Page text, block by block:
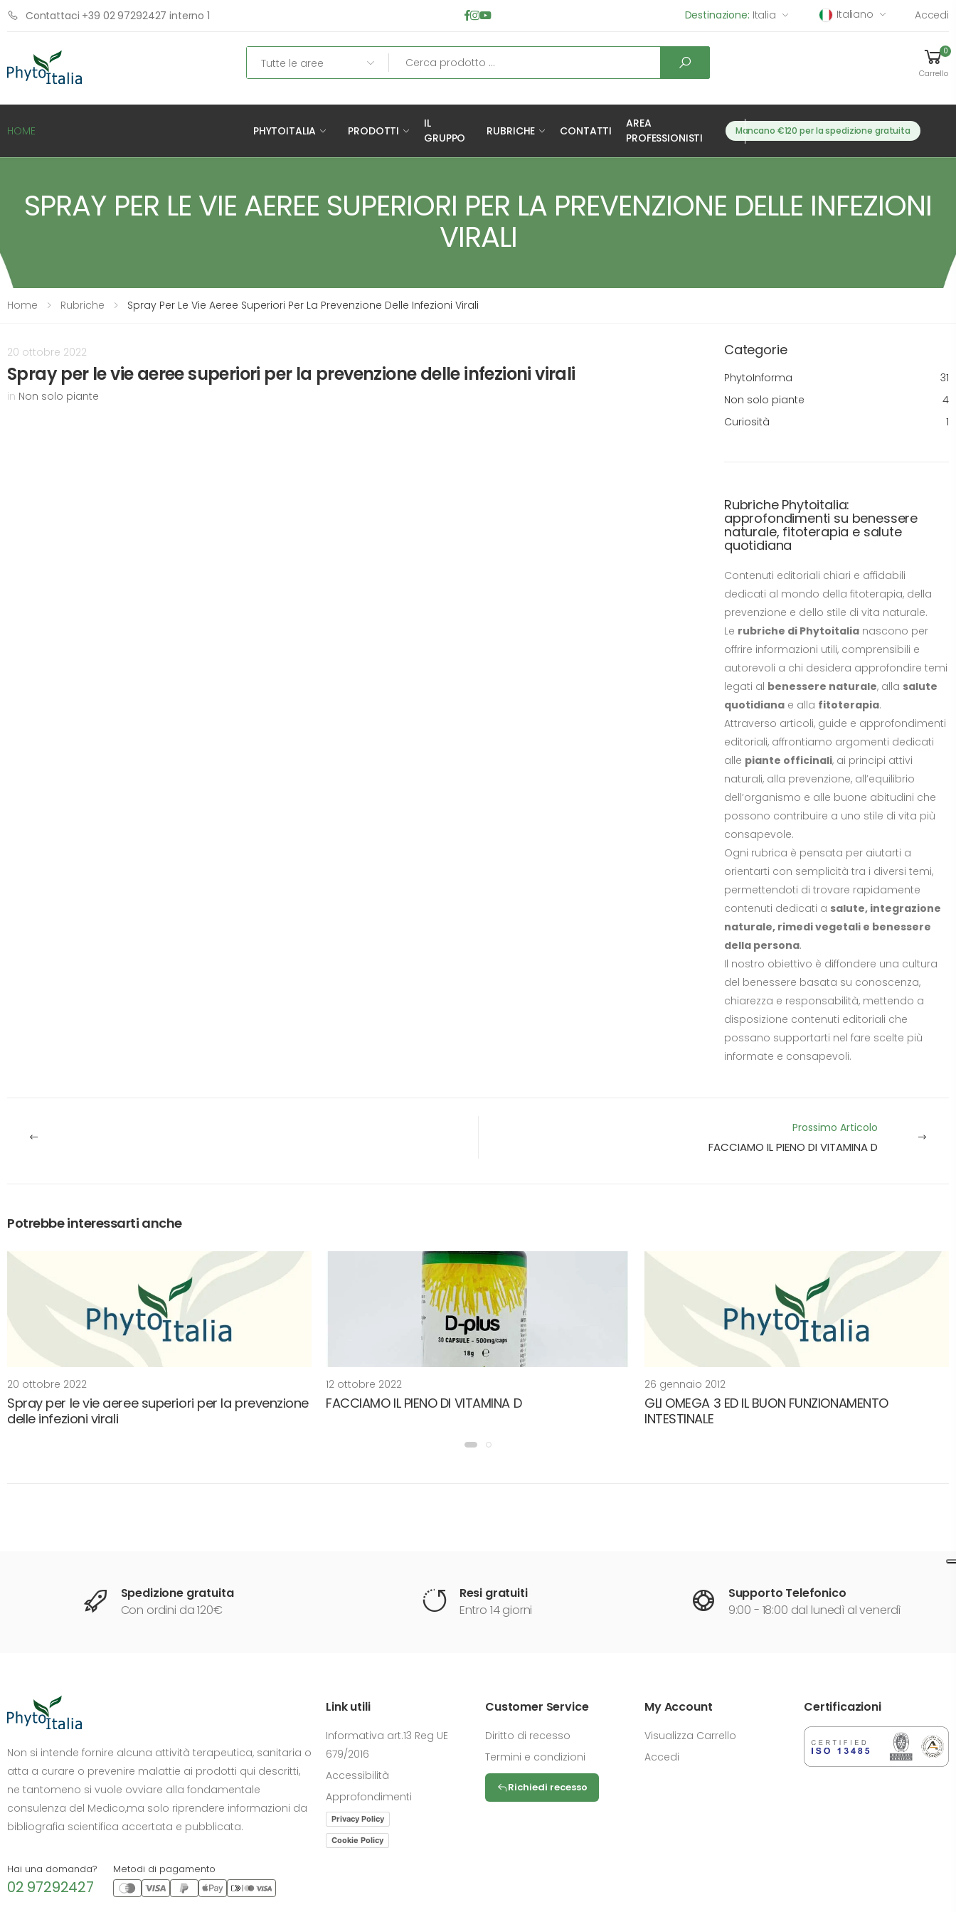
Contattaci +39 02 97292427 interno 1 Destinazione: Italia Italiano Accedi
0
Carrello
HOME PHYTOITALIA PRODOTTI
IL
GRUPPO
RUBRICHE CONTATTI
AREA
PROFESSIONISTI
Mancano €120 per la spedizione gratuita
SPRAY PER LE VIE AEREE SUPERIORI PER LA PREVENZIONE DELLE INFEZIONI
VIRALI
Home Rubriche Spray Per Le Vie Aeree Superiori Per La Prevenzione Delle Infezioni Virali
20 ottobre 2022
Spray per le vie aeree superiori per la prevenzione delle infezioni virali
in Non solo piante
Categorie
PhytoInforma
31
Non solo piante
4
Curiosità
1
Rubriche Phytoitalia:
approfondimenti su benessere
naturale, fitoterapia e salute
quotidiana
Contenuti editoriali chiari e affidabili
dedicati al mondo della fitoterapia, della
prevenzione e dello stile di vita naturale.
Le rubriche di Phytoitalia nascono per
offrire informazioni utili, comprensibili e
autorevoli a chi desidera approfondire temi
legati al benessere naturale, alla salute
quotidiana e alla fitoterapia.
Attraverso articoli, guide e approfondimenti
editoriali, affrontiamo argomenti dedicati
alle piante officinali, ai principi attivi
naturali, alla prevenzione, all’equilibrio
dell’organismo e alle buone abitudini che
possono contribuire a uno stile di vita più
consapevole.
Ogni rubrica è pensata per aiutarti a
orientarti con semplicità tra i diversi temi,
permettendoti di trovare rapidamente
contenuti dedicati a salute, integrazione
naturale, rimedi vegetali e benessere
della persona.
Il nostro obiettivo è diffondere una cultura
del benessere basata su conoscenza,
chiarezza e responsabilità, mettendo a
disposizione contenuti editoriali che
possano supportarti nel fare scelte più
informate e consapevoli.
Prossimo Articolo
FACCIAMO IL PIENO DI VITAMINA D
Potrebbe interessarti anche
20 ottobre 2022
Spray per le vie aeree superiori per la prevenzione
delle infezioni virali
12 ottobre 2022
FACCIAMO IL PIENO DI VITAMINA D
26 gennaio 2012
GLI OMEGA 3 ED IL BUON FUNZIONAMENTO
INTESTINALE
Spedizione gratuita
Con ordini da 120€
Resi gratuiti
Entro 14 giorni
Supporto Telefonico
9:00 - 18:00 dal lunedì al venerdì
Non si intende fornire alcuna attività terapeutica, sanitaria o
atta a curare o prevenire malattie ai prodotti qui descritti,
ne tantomeno si vuole ovviare alla fondamentale
consulenza del Medico,ma solo riprendere informazioni da
bibliografia scientifica accertata e pubblicata.
Hai una domanda?
02 97292427
Metodi di pagamento
Link utili
Informativa art.13 Reg UE
679/2016
Accessibilità
Approfondimenti
Privacy Policy
Cookie Policy
Customer Service
Diritto di recesso
Termini e condizioni
Richiedi recesso
My Account
Visualizza Carrello
Accedi
Certificazioni
DIMENSIONE TESTO
A- +0% A+
CONTRASTO
Standard Alto Scuro Chiaro
OPZIONI
Cursore grande Spaziatura testo
Stop animazioni